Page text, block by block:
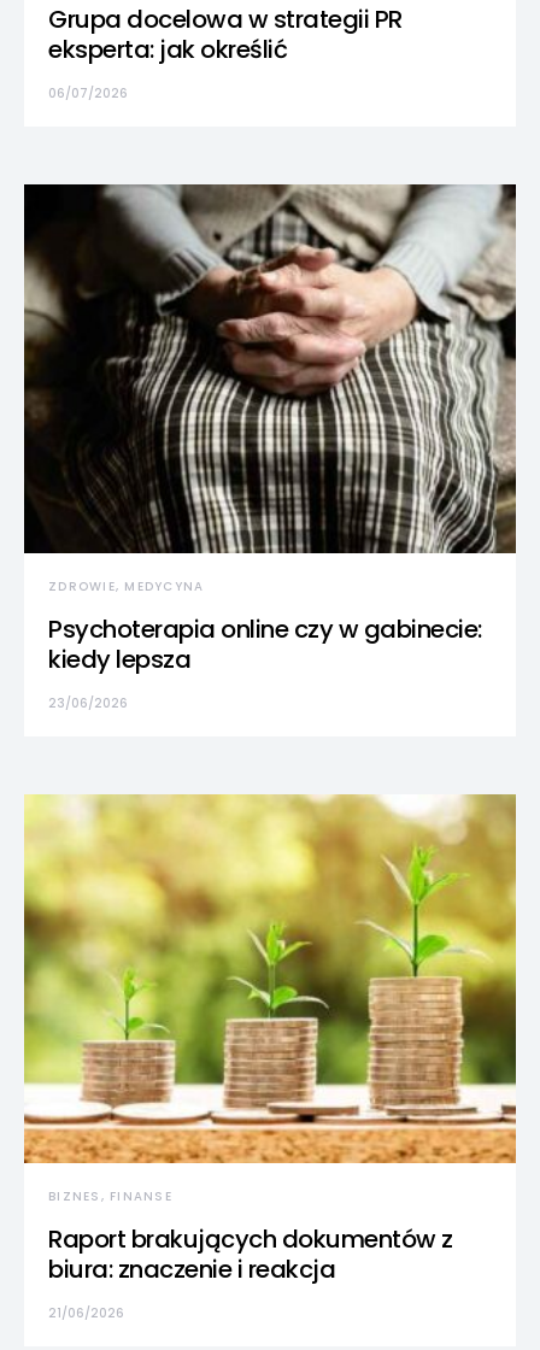
Grupa docelowa w strategii PR
eksperta: jak określić
06/07/2026
ZDROWIE, MEDYCYNA
Psychoterapia online czy w gabinecie:
kiedy lepsza
23/06/2026
BIZNES, FINANSE
Raport brakujących dokumentów z
biura: znaczenie i reakcja
21/06/2026